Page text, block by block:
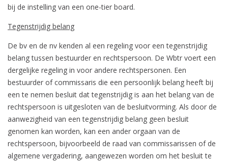
bij de instelling van een one-tier board.
Tegenstrijdig belang
De bv en de nv kenden al een regeling voor een tegenstrijdig
belang tussen bestuurder en rechtspersoon. De Wbtr voert een
dergelijke regeling in voor andere rechtspersonen. Een
bestuurder of commissaris die een persoonlijk belang heeft bij
een te nemen besluit dat tegenstrijdig is aan het belang van de
rechtspersoon is uitgesloten van de besluitvorming. Als door de
aanwezigheid van een tegenstrijdig belang geen besluit
genomen kan worden, kan een ander orgaan van de
rechtspersoon, bijvoorbeeld de raad van commissarissen of de
algemene vergadering, aangewezen worden om het besluit te